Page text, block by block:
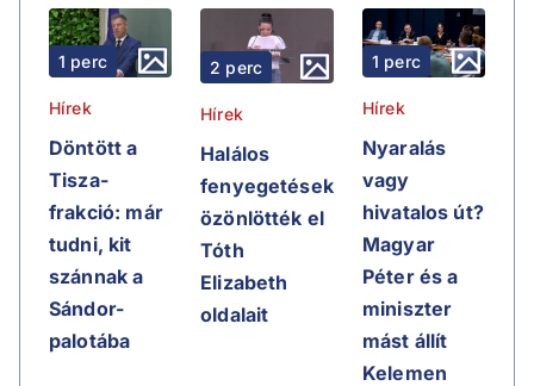
1 perc
Hírek
Döntött a
Tisza-
frakció: már
tudni, kit
szánnak a
Sándor-
palotába
2 perc
Hírek
Halálos
fenyegetések
özönlötték el
Tóth
Elizabeth
oldalait
1 perc
Hírek
Nyaralás
vagy
hivatalos út?
Magyar
Péter és a
miniszter
mást állít
Kelemen